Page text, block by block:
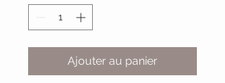
Ajouter au panier